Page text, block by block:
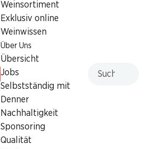
Weinsortiment
Exklusiv online
Weinwissen
Über Uns
Übersicht
Jobs
Selbstständig mit
Denner
Nachhaltigkeit
Sponsoring
Qualität
08:00 - 19:00